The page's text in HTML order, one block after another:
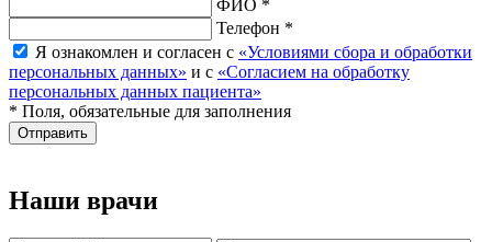
ФИО *
Телефон *
Я ознакомлен и согласен с «Условиями сбора и обработки
персональных данных» и с «Согласием на обработку
персональных данных пациента»
* Поля, обязательные для заполнения
Отправить
Наши врачи